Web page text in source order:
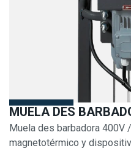
MUELA DES
Muela des barbadora 400V
magnetotérmico y